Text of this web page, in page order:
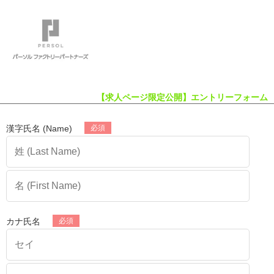
【求人ページ限定公開】エントリーフォーム
漢字氏名 (Name)
カナ氏名